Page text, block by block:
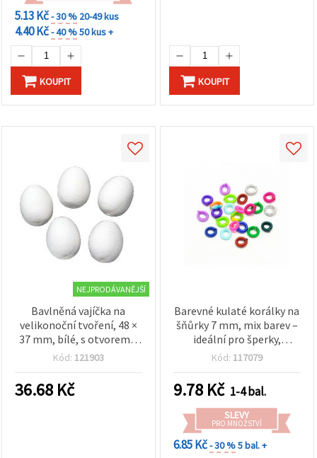
Přijmout
vše
5.13 Kč- 30 % 20-49 kus
4.40 Kč- 40 %50 kus +
KOUPIT KOUPIT
NEJPRODÁVANĚJŠÍ
Bavlněná vajíčka na
velikonoční tvoření, 48 ×
37 mm, bílé, s otvorem 6
mm – balení 5 ks
Kód: 121903
36.68 Kč
Barevné kulaté korálky na
šňůrky 7 mm, mix barev –
ideální pro šperky,
kreativní tvoření a DIY
Kód: 117079
9.78 Kč 1-4 bal.
SLEVY
PRO MNOŽSTVÍ
6.85 Kč- 30 %5 bal. +